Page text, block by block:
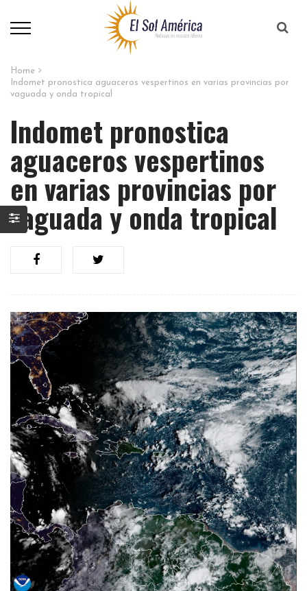
Home
Indomet pronostica aguaceros vespertinos en varias provincias por
vaguada y onda tropical
Indomet pronostica
aguaceros vespertinos
en varias provincias por
vaguada y onda tropical